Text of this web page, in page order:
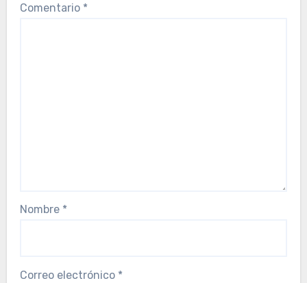
Comentario *
Nombre *
Correo electrónico *